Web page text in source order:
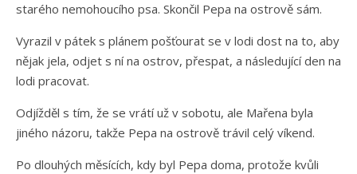
starého nemohoucího psa. Skončil Pepa na ostrově sám.
Vyrazil v pátek s plánem pošťourat se v lodi dost na to, aby
nějak jela, odjet s ní na ostrov, přespat, a následující den na
lodi pracovat.
Odjížděl s tím, že se vrátí už v sobotu, ale Mařena byla
jiného názoru, takže Pepa na ostrově trávil celý víkend.
Po dlouhých měsících, kdy byl Pepa doma, protože kvůli